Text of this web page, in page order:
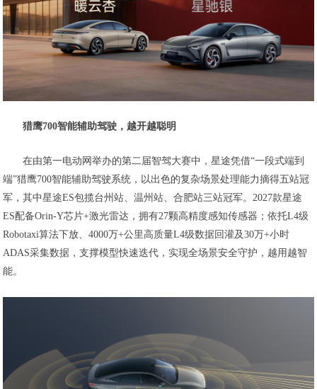
猎鹰700智能辅助驾驶，越开越聪明
在由第一电动网举办的第二届智驾大赛中，星途凭借“一段式端到
端”猎鹰700智能辅助驾驶系统，以出色的复杂场景处理能力摘得五站冠
军，其中星途ES包揽台州站、温州站、合肥站三站冠军。2027款星途
ES配备Orin-Y芯片+激光雷达，拥有27颗高精度感知传感器；依托L4级
Robotaxi算法下放、4000万+公里高质量L4级数据回灌及30万+小时
ADAS采集数据，支撑模型快速迭代，实现全场景安全守护，越用越智
能。